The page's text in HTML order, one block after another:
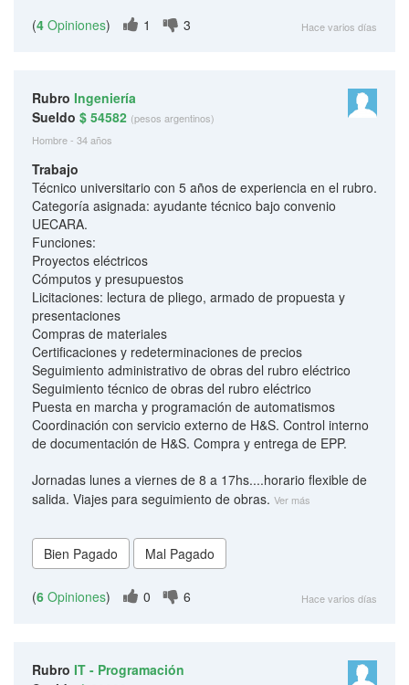
(4 Opiniones) 1 3 Hace varios días
Rubro Ingeniería
Sueldo $ 54582 (pesos argentinos)
Hombre - 34 años
Trabajo
Técnico universitario con 5 años de experiencia en el rubro.
Categoría asignada: ayudante técnico bajo convenio
UECARA.
Funciones:
Proyectos eléctricos
Cómputos y presupuestos
Licitaciones: lectura de pliego, armado de propuesta y
presentaciones
Compras de materiales
Certificaciones y redeterminaciones de precios
Seguimiento administrativo de obras del rubro eléctrico
Seguimiento técnico de obras del rubro eléctrico
Puesta en marcha y programación de automatismos
Coordinación con servicio externo de H&S. Control interno
de documentación de H&S. Compra y entrega de EPP.
Jornadas lunes a viernes de 8 a 17hs....horario flexible de
salida. Viajes para seguimiento de obras. Ver más
(6 Opiniones) 0 6 Hace varios días
Rubro IT - Programación